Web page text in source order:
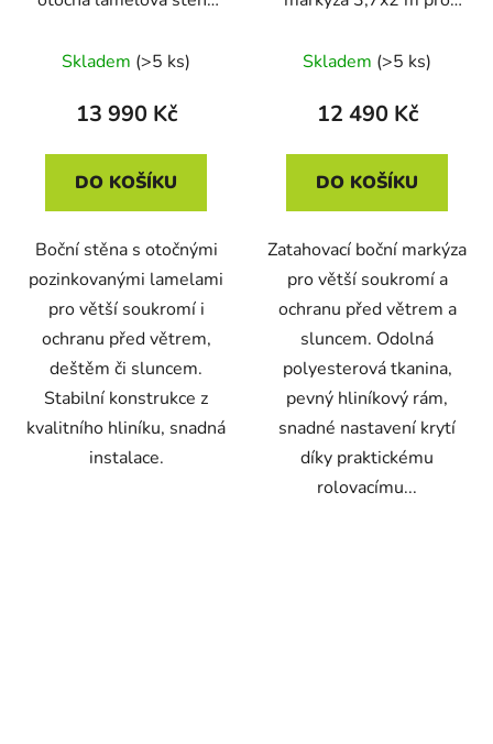
Austin
Skladem (>5 ks)
13 990 Kč
DO KOŠÍKU
Boční stěna s otočnými
pozinkovanými lamelami
pro větší soukromí i
ochranu před větrem,
deštěm či sluncem.
Stabilní konstrukce z
kvalitního hliníku, snadná
instalace.
Skladem (>5 ks)
12 490 Kč
DO KOŠÍKU
Zatahovací boční markýza
pro větší soukromí a
ochranu před větrem a
sluncem. Odolná
polyesterová tkanina,
pevný hliníkový rám,
snadné nastavení krytí
díky praktickému
rolovacímu...